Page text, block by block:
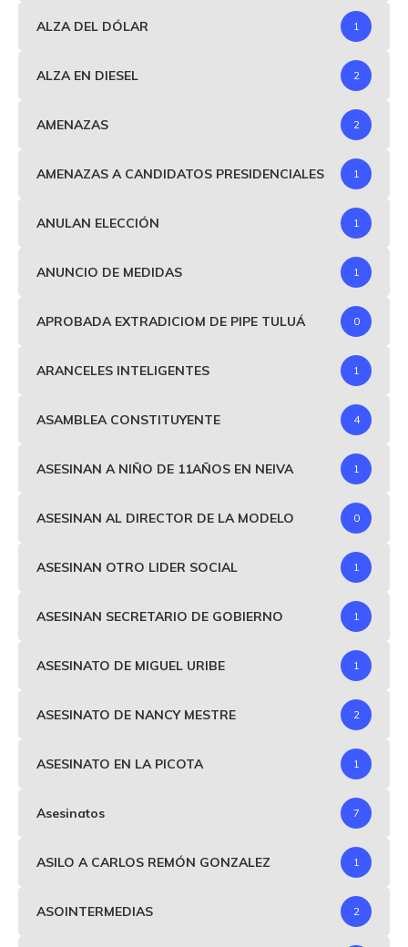
ALZA DEL DÓLAR 1
ALZA EN DIESEL 2
AMENAZAS 2
AMENAZAS A CANDIDATOS PRESIDENCIALES 1
ANULAN ELECCIÓN 1
ANUNCIO DE MEDIDAS 1
APROBADA EXTRADICIOM DE PIPE TULUÁ 0
ARANCELES INTELIGENTES 1
ASAMBLEA CONSTITUYENTE 4
ASESINAN A NIÑO DE 11AÑOS EN NEIVA 1
ASESINAN AL DIRECTOR DE LA MODELO 0
ASESINAN OTRO LIDER SOCIAL 1
ASESINAN SECRETARIO DE GOBIERNO 1
ASESINATO DE MIGUEL URIBE 1
ASESINATO DE NANCY MESTRE 2
ASESINATO EN LA PICOTA 1
Asesinatos 7
ASILO A CARLOS REMÓN GONZALEZ 1
ASOINTERMEDIAS 2